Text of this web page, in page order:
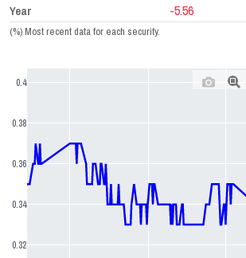
(%) Most recent data for each security.
Year -5.56
0.32
0.34
0.36
0.38
0.4